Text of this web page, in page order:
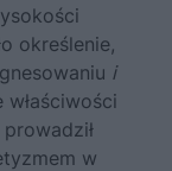
określenie,
i
w